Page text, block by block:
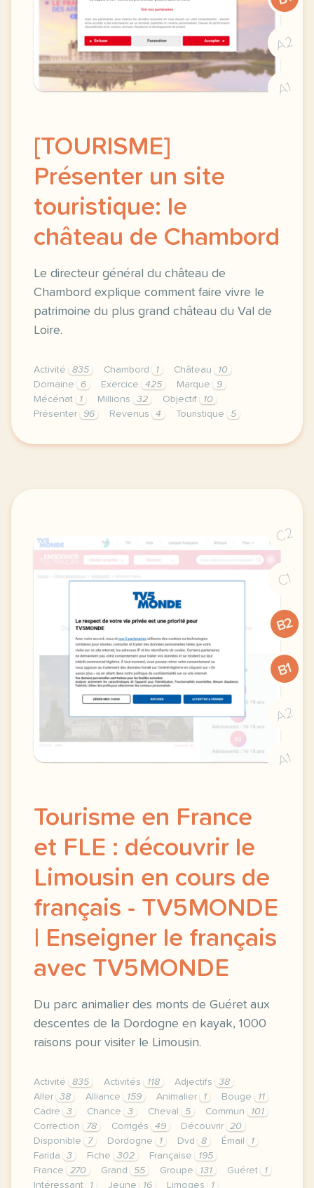
A2
A1
[TOURISME]
Présenter un site
touristique: le
château de Chambord
Le directeur général du château de
Chambord explique comment faire vivre le
patrimoine du plus grand château du Val de
Loire.
Activité 835 Chambord 1 Château
10
Domaine
6 Exercice 425 Marque
9
Mécénat
1 Millions 32 Objectif
10
Présenter
96 Revenus 4 Touristique 5
exercice b1 tourisme presenter un site
C2
C1
B2
B1
A2
A1
Tourisme en France
et FLE : découvrir le
Limousin en cours de
français - TV5MONDE
| Enseigner le français
avec TV5MONDE
Du parc animalier des monts de Guéret aux
descentes de la Dordogne en kayak, 1000
raisons pour visiter le Limousin.
Activité 835 Activités 118 Adjectifs
38
Aller
38 Alliance 159 Animalier 1 Bouge
11
Cadre
3 Chance 3 Cheval 5 Commun
101
Correction
78 Corrigés 49 Découvrir
20
Disponible
7 Dordogne 1 Dvd 8 Émail
1
Farida
3 Fiche 302 Française
195
France
270 Grand 55 Groupe 131 Guéret
1
Intéressant
1 Jeune 16 Limoges
1